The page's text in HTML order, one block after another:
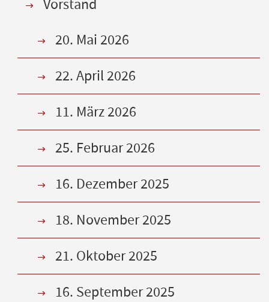
Vorstand
20. Mai 2026
22. April 2026
11. März 2026
25. Februar 2026
16. Dezember 2025
18. November 2025
21. Oktober 2025
16. September 2025